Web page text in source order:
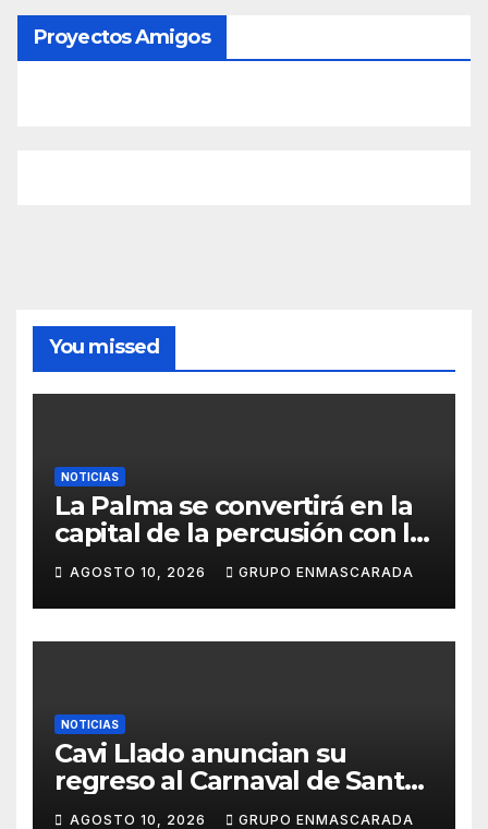
Proyectos Amigos
You missed
NOTICIAS
La Palma se convertirá en la
capital de la percusión con la
décima edición del Batucada
Fest
AGOSTO 10, 2026 GRUPO ENMASCARADA
NOTICIAS
Cavi Llado anuncian su
regreso al Carnaval de Santa
Cruz de Tenerife 2027
AGOSTO 10, 2026 GRUPO ENMASCARADA